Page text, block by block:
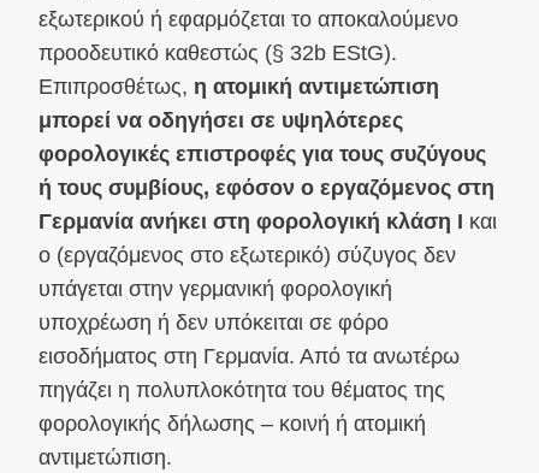
εξωτερικού ή εφαρμόζεται το αποκαλούμενο
προοδευτικό καθεστώς (§ 32b EStG).
Επιπροσθέτως, η ατομική αντιμετώπιση
μπορεί να οδηγήσει σε υψηλότερες
φορολογικές επιστροφές για τους συζύγους
ή τους συμβίους, εφόσον ο εργαζόμενος στη
Γερμανία ανήκει στη φορολογική κλάση I και
ο (εργαζόμενος στο εξωτερικό) σύζυγος δεν
υπάγεται στην γερμανική φορολογική
υποχρέωση ή δεν υπόκειται σε φόρο
εισοδήματος στη Γερμανία. Από τα ανωτέρω
πηγάζει η πολυπλοκότητα του θέματος της
φορολογικής δήλωσης – κοινή ή ατομική
αντιμετώπιση.